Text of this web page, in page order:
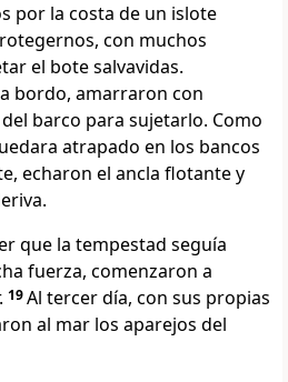
por la costa de un islote
con muchos
el bote salvavidas.
bordo, amarraron con
barco para sujetarlo. Como
atrapado en los bancos
echaron el ancla flotante y
que la tempestad seguía
fuerza, comenzaron a
19Al tercer día, con sus propias
al mar los aparejos del